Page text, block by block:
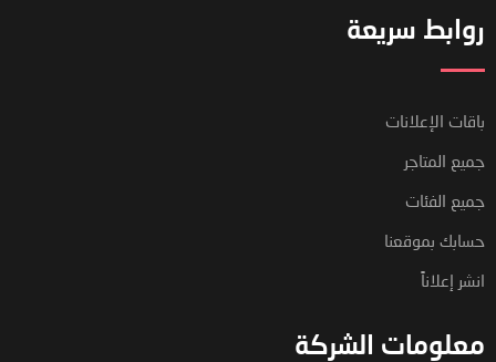
روابط سريعة
باقات الإعلانات
جميع المتاجر
جميع الفئات
حسابك بموقعنا
انشر إعلاناً
معلومات الشركة